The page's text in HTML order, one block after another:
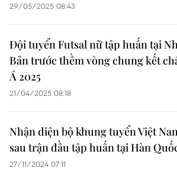
29/05/2025 08:43
Đội tuyển Futsal nữ tập huấn tại
Bản trước thềm vòng chung kết
Á 2025
21/04/2025 08:18
Nhận diện bộ khung tuyển Việt
sau trận đầu tập huấn tại Hàn
27/11/2024 07:11